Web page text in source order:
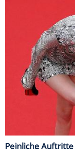
Peinliche